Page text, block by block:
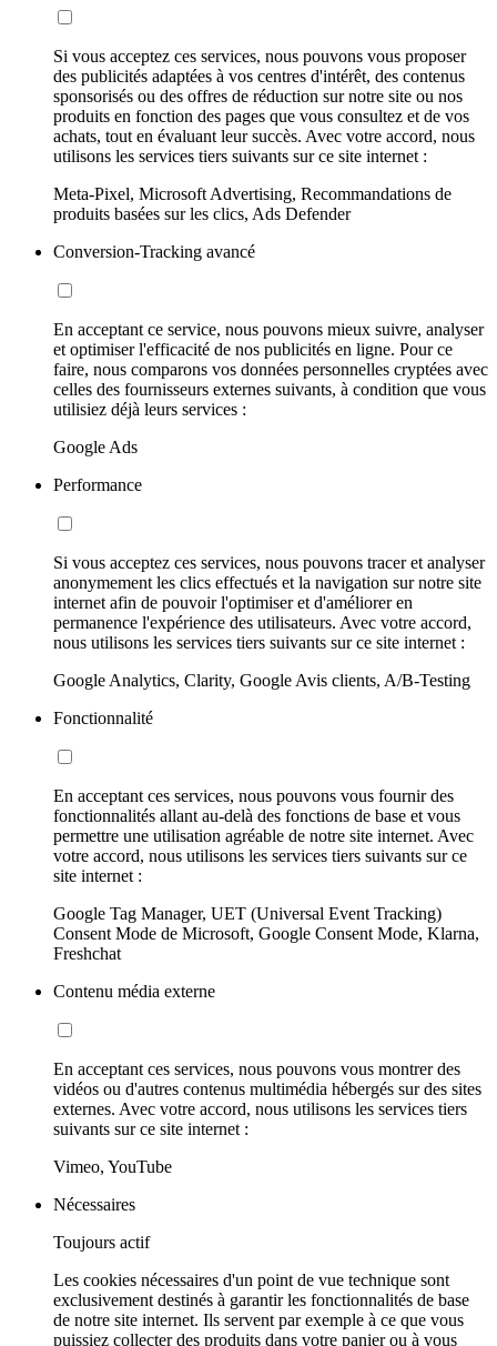
Si vous acceptez ces services, nous pouvons vous proposer
des publicités adaptées à vos centres d'intérêt, des contenus
sponsorisés ou des offres de réduction sur notre site ou nos
produits en fonction des pages que vous consultez et de vos
achats, tout en évaluant leur succès. Avec votre accord, nous
utilisons les services tiers suivants sur ce site internet :
Meta-Pixel, Microsoft Advertising, Recommandations de
produits basées sur les clics, Ads Defender
Conversion-Tracking avancé
En acceptant ce service, nous pouvons mieux suivre, analyser
et optimiser l'efficacité de nos publicités en ligne. Pour ce
faire, nous comparons vos données personnelles cryptées avec
celles des fournisseurs externes suivants, à condition que vous
utilisiez déjà leurs services :
Google Ads
Performance
Si vous acceptez ces services, nous pouvons tracer et analyser
anonymement les clics effectués et la navigation sur notre site
internet afin de pouvoir l'optimiser et d'améliorer en
permanence l'expérience des utilisateurs. Avec votre accord,
nous utilisons les services tiers suivants sur ce site internet :
Google Analytics, Clarity, Google Avis clients, A/B-Testing
Fonctionnalité
En acceptant ces services, nous pouvons vous fournir des
fonctionnalités allant au-delà des fonctions de base et vous
permettre une utilisation agréable de notre site internet. Avec
votre accord, nous utilisons les services tiers suivants sur ce
site internet :
Google Tag Manager, UET (Universal Event Tracking)
Consent Mode de Microsoft, Google Consent Mode, Klarna,
Freshchat
Contenu média externe
En acceptant ces services, nous pouvons vous montrer des
vidéos ou d'autres contenus multimédia hébergés sur des sites
externes. Avec votre accord, nous utilisons les services tiers
suivants sur ce site internet :
Vimeo, YouTube
Nécessaires
Toujours actif
Les cookies nécessaires d'un point de vue technique sont
exclusivement destinés à garantir les fonctionnalités de base
de notre site internet. Ils servent par exemple à ce que vous
puissiez collecter des produits dans votre panier ou à vous